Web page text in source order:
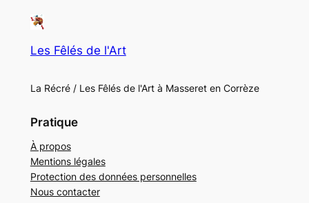
Les Fêlés de l'Art
La Récré / Les Fêlés de l'Art à Masseret en Corrèze
Pratique
À propos
Mentions légales
Protection des données personnelles
Nous contacter